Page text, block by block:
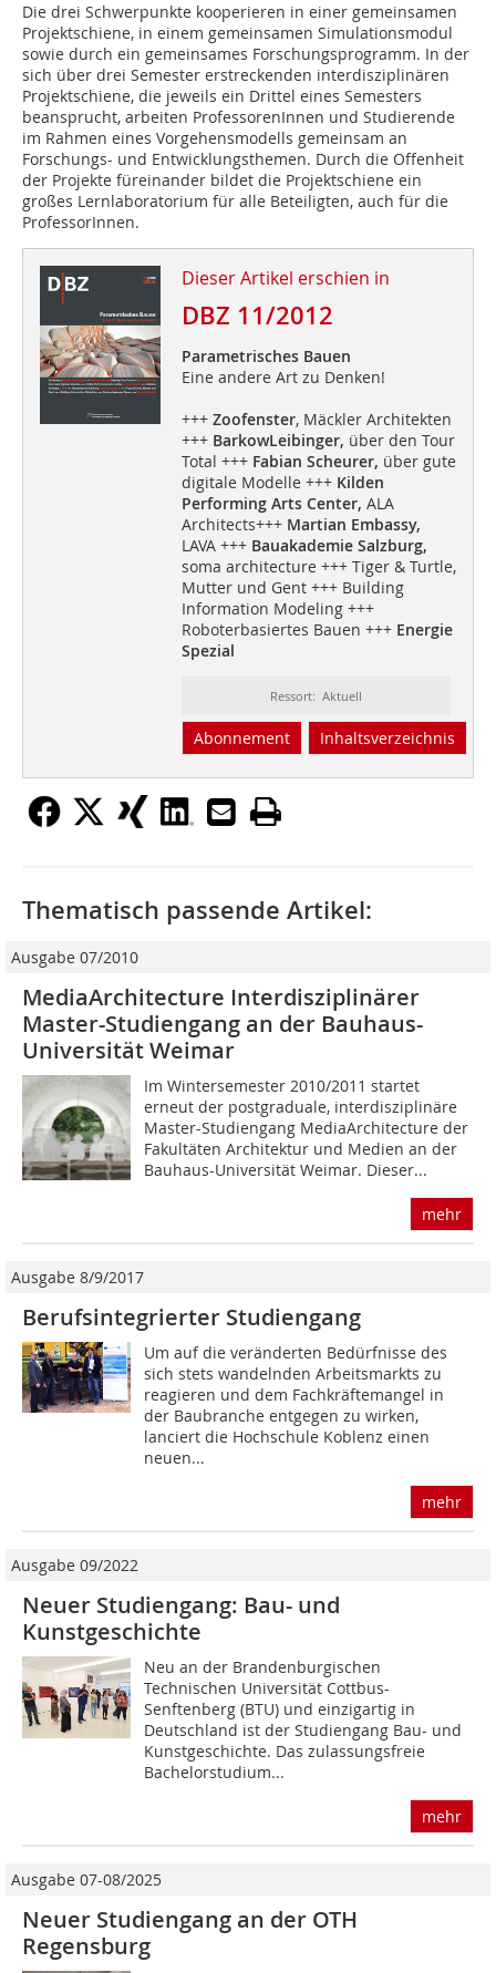
Die drei Schwerpunkte kooperieren in einer gemeinsamen
Projektschiene, in einem gemeinsamen Simulationsmodul
sowie durch ein gemeinsames Forschungsprogramm. In der
sich über drei Semester erstreckenden interdisziplinären
Projektschiene, die jeweils ein Drittel eines Semesters
beansprucht, arbeiten ProfessorenInnen und Studierende
im Rahmen eines Vorgehensmodells gemeinsam an
Forschungs- und Entwicklungsthemen. Durch die Offenheit
der Projekte füreinander bildet die Projektschiene ein
großes Lernlaboratorium für alle Beteiligten, auch für die
ProfessorInnen.
Dieser Artikel erschien in
DBZ 11/2012
Parametrisches Bauen
Eine andere Art zu Denken!
+++ Zoofenster, Mäckler Architekten
+++BarkowLeibinger, über den Tour
Total +++Fabian Scheurer, über gute
digitale Modelle +++ Kilden
Performing Arts Center, ALA
Architects+++ Martian Embassy,
LAVA +++ Bauakademie Salzburg,
soma architecture +++ Tiger & Turtle,
Mutter und Gent +++ Building
Information Modeling +++
Roboterbasiertes Bauen +++ Energie
Spezial
Ressort: Aktuell
Abonnement Inhaltsverzeichnis
Thematisch passende Artikel:
Ausgabe 07/2010
MediaArchitecture Interdisziplinärer
Master-Studiengang an der Bauhaus-
Universität Weimar
Im Wintersemester 2010/2011 startet
erneut der postgraduale, interdisziplinäre
Master-Studiengang MediaArchitecture der
Fakultäten Architektur und Medien an der
Bauhaus-Universität Weimar. Dieser...
mehr
Ausgabe 8/9/2017
Berufsintegrierter Studiengang
Um auf die veränderten Bedürfnisse des
sich stets wandelnden Arbeitsmarkts zu
reagieren und dem Fachkräftemangel in
der Baubranche entgegen zu wirken,
lanciert die Hochschule Koblenz einen
neuen...
mehr
Ausgabe 09/2022
Neuer Studiengang: ­Bau- und
Kunstgeschichte
Neu an der Brandenburgischen
Technischen Universität Cottbus-
Senftenberg (BTU) und einzigartig in
Deutschland ist der Studiengang Bau- und
Kunstgeschichte. Das zulassungsfreie
Bachelorstudium...
mehr
Ausgabe 07-08/2025
Neuer Studiengang an der OTH
Regensburg